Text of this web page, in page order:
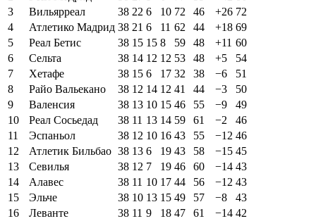
3
Вильярреал 38 22 6 10 72 46 +26 72
4
Атлетико Мадрид 38 21 6 11 62 44 +18 69
5
Реал Бетис 38 15 15 8 59 48 +11 60
6
Сельта 38 14 12 12 53 48 +5
54
7
Хетафе 38 15 6 17 32 38 −6
51
8
Райо Вальекано 38 12 14 12 41 44 −3
50
9
Валенсия 38 13 10 15 46 55 −9
49
10
Реал Сосьедад 38 11 13 14 59 61 −2
46
11
Эспаньол 38 12 10 16 43 55 −12 46
12
Атлетик Бильбао 38 13 6 19 43 58 −15 45
13
Севилья 38 12 7 19 46 60 −14 43
14
Алавес 38 11 10 17 44 56 −12 43
15
Эльче 38 10 13 15 49 57 −8
43
16
Леванте 38 11 9 18 47 61 −14 42